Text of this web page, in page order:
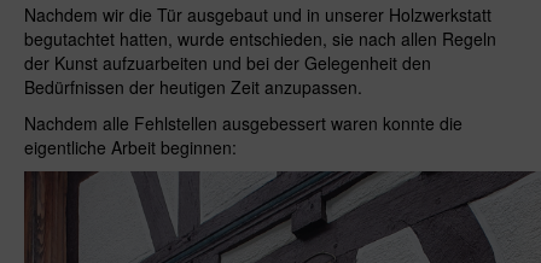
Nachdem wir die Tür ausgebaut und in unserer Holzwerkstatt
begutachtet hatten, wurde entschieden, sie nach allen Regeln
der Kunst aufzuarbeiten und bei der Gelegenheit den
Bedürfnissen der heutigen Zeit anzupassen.
Nachdem alle Fehlstellen ausgebessert waren konnte die
eigentliche Arbeit beginnen: